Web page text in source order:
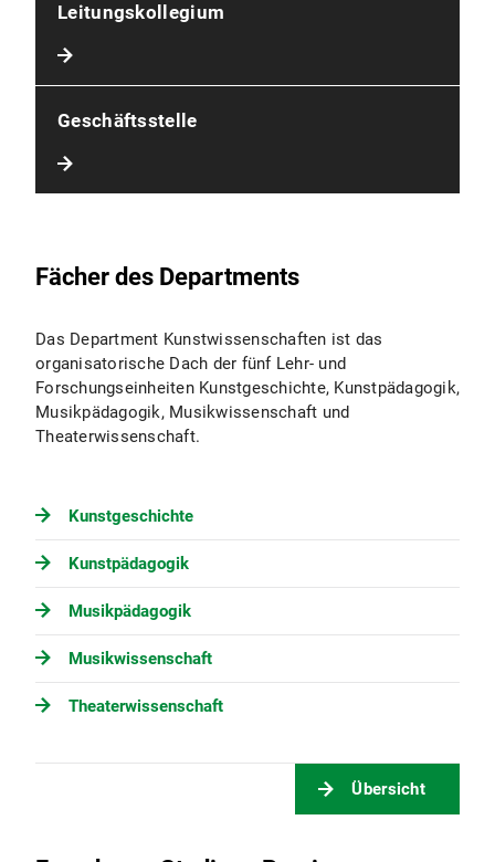
Leitungskollegium
Geschäftsstelle
Fächer des Departments
Das Department Kunstwissenschaften ist das
organisatorische Dach der fünf Lehr- und
Forschungseinheiten Kunstgeschichte, Kunstpädagogik,
Musikpädagogik, Musikwissenschaft und
Theaterwissenschaft.
Kunstgeschichte
Kunstpädagogik
Musikpädagogik
Musikwissenschaft
Theaterwissenschaft
Übersicht